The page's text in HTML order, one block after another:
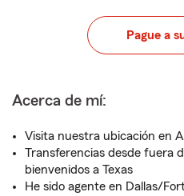
Pague a
Acerca de mí:
Visita nuestra ubicación en
Transferencias desde fuera
bienvenidos a Texas
He sido agente en Dallas/